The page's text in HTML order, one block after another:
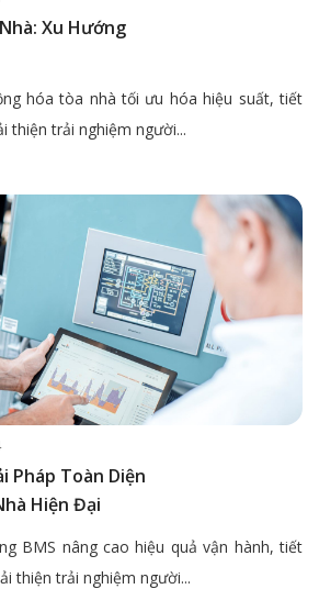
Xu Hướng
hóa tòa nhà tối ưu hóa hiệu suất, tiết
thiện trải nghiệm người...
Pháp Toàn Diện
Hiện Đại
BMS nâng cao hiệu quả vận hành, tiết
thiện trải nghiệm người...